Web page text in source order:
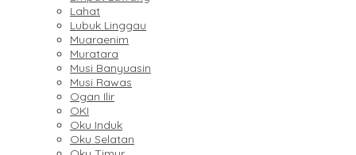
Lahat
Lubuk Linggau
Muaraenim
Muratara
Musi Banyuasin
Musi Rawas
Ogan Ilir
OKI
Oku Induk
Oku Selatan